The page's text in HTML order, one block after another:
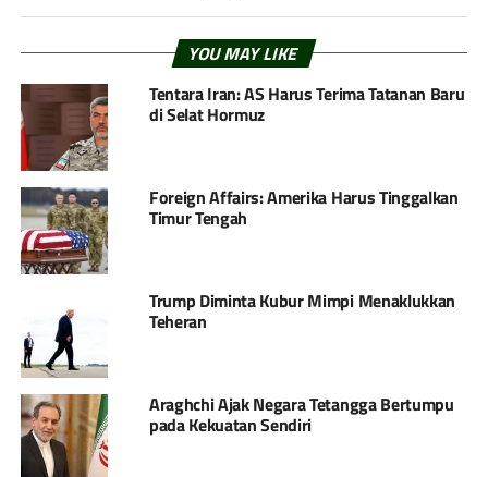
YOU MAY LIKE
Tentara Iran: AS Harus Terima Tatanan Baru
di Selat Hormuz
Foreign Affairs: Amerika Harus Tinggalkan
Timur Tengah
Trump Diminta Kubur Mimpi Menaklukkan
Teheran
Araghchi Ajak Negara Tetangga Bertumpu
pada Kekuatan Sendiri